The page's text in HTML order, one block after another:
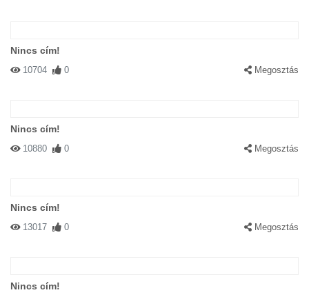
Nincs cím!
10704 0 Megosztás
Nincs cím!
10880 0 Megosztás
Nincs cím!
13017 0 Megosztás
Nincs cím!